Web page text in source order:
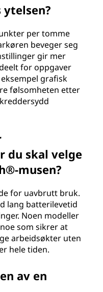
per tomme
beveger seg
gir mer
for oppgaver
grafisk
følsomheten etter
du skal velge
musen?
for uavbrutt bruk.
lang batterilevetid
Noen modeller
som sikrer at
arbeidsøkter uten
hele tiden.
av en